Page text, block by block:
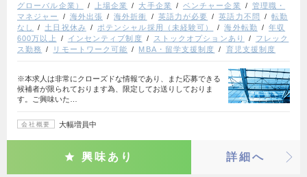
グローバル企業）
上場企業 大手企業 ベンチャー企業
管理職・
マネジャー
海外出張 海外折衝 英語力が必要 英語力不問
転勤
なし
土日祝休み ポテンシャル採用（未経験可） 海外転勤
年収
600万以上
インセンティブ制度 ストックオプションあり
フレック
ス勤務
リモートワーク可能 MBA・留学支援制度 育児支援制度
※本求人は非常にクローズドな情報であり、また応募できる
候補者が限られております為、限定してお送りしておりま
す。ご興味いた…
会社概要 大幅増員中
興味あり 詳細へ